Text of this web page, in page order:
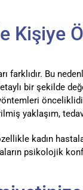
Kişiye
farklıdır. Bu
bir şekilde
yaklaşım,
kadın
psikolojik